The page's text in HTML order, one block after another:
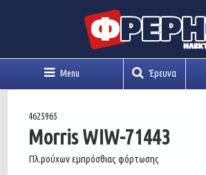
Menu Έρευνα
4625965
Morris WIW-71443
Πλ.ρούχων εμπρόσθιας φόρτωσης